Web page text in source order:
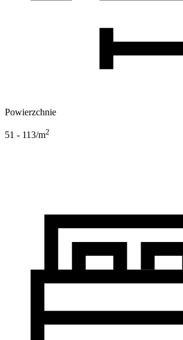
Powierzchnie
51 - 113/m2